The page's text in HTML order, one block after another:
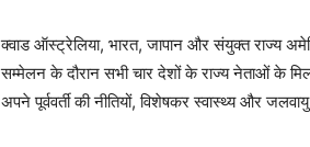
क्वाड ऑस्ट्रेलिया, भारत, जापान और संयुक्त राज्य
सम्मेलन के दौरान सभी चार देशों के राज्य नेताओं के
अपने पूर्ववर्ती की नीतियों, विशेषकर स्वास्थ्य और